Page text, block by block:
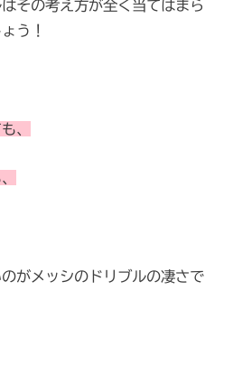
その考え方が全く当てはまら
う！
、
がメッシのドリブルの凄さで